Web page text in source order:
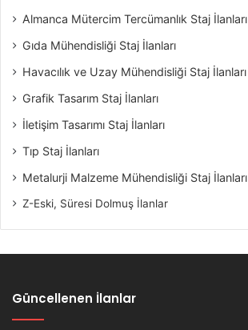
Almanca Mütercim Tercümanlık Staj İlanları
Gıda Mühendisliği Staj İlanları
Havacılık ve Uzay Mühendisliği Staj İlanları
Grafik Tasarım Staj İlanları
İletişim Tasarımı Staj İlanları
Tıp Staj İlanları
Metalurji Malzeme Mühendisliği Staj İlanları
Z-Eski, Süresi Dolmuş İlanlar
Güncellenen İlanlar